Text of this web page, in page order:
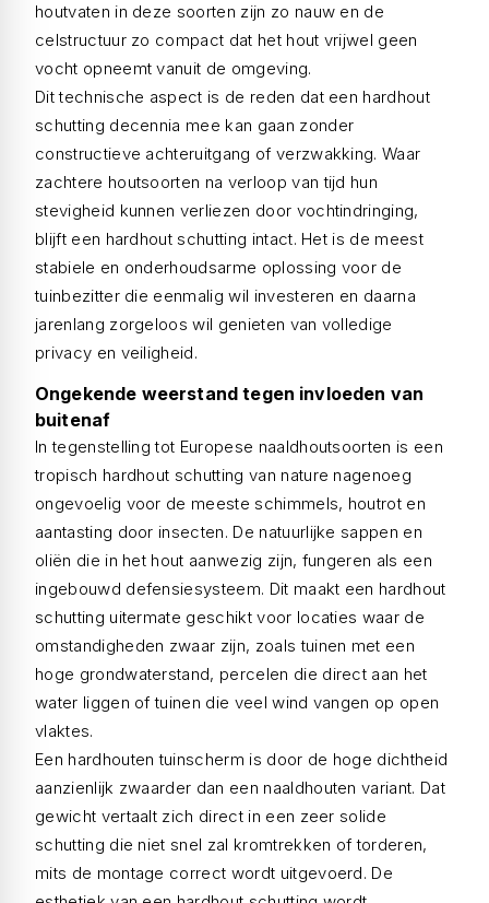
houtvaten in deze soorten zijn zo nauw en de
celstructuur zo compact dat het hout vrijwel geen
vocht opneemt vanuit de omgeving.
Dit technische aspect is de reden dat een hardhout
schutting decennia mee kan gaan zonder
constructieve achteruitgang of verzwakking. Waar
zachtere houtsoorten na verloop van tijd hun
stevigheid kunnen verliezen door vochtindringing,
blijft een hardhout schutting intact. Het is de meest
stabiele en onderhoudsarme oplossing voor de
tuinbezitter die eenmalig wil investeren en daarna
jarenlang zorgeloos wil genieten van volledige
privacy en veiligheid.
Ongekende weerstand tegen invloeden van
buitenaf
In tegenstelling tot Europese naaldhoutsoorten is een
tropisch hardhout schutting van nature nagenoeg
ongevoelig voor de meeste schimmels, houtrot en
aantasting door insecten. De natuurlijke sappen en
oliën die in het hout aanwezig zijn, fungeren als een
ingebouwd defensiesysteem. Dit maakt een hardhout
schutting uitermate geschikt voor locaties waar de
omstandigheden zwaar zijn, zoals tuinen met een
hoge grondwaterstand, percelen die direct aan het
water liggen of tuinen die veel wind vangen op open
vlaktes.
Een hardhouten tuinscherm is door de hoge dichtheid
aanzienlijk zwaarder dan een naaldhouten variant. Dat
gewicht vertaalt zich direct in een zeer solide
schutting die niet snel zal kromtrekken of torderen,
mits de montage correct wordt uitgevoerd. De